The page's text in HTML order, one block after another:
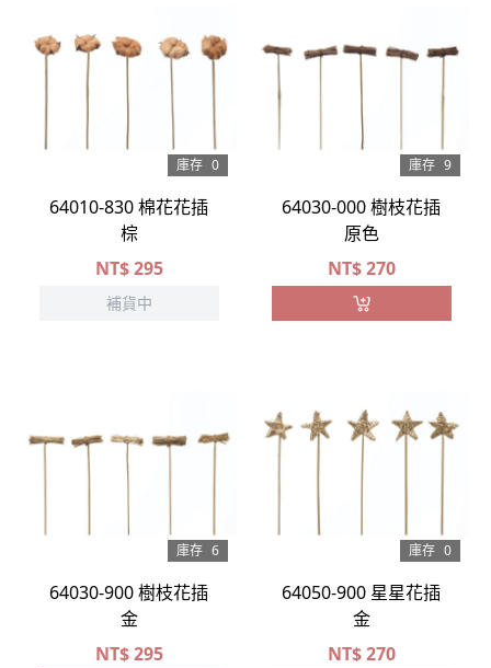
庫存 0
64010-830 棉花花插
棕
NT$295
補貨中
庫存 9
64030-000 樹枝花插
原色
NT$270
庫存 6
64030-900 樹枝花插
金
NT$295
庫存 0
64050-900 星星花插
金
NT$270